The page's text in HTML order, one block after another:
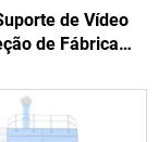
de Vídeo
de Fábrica
Automática para
de Móveis